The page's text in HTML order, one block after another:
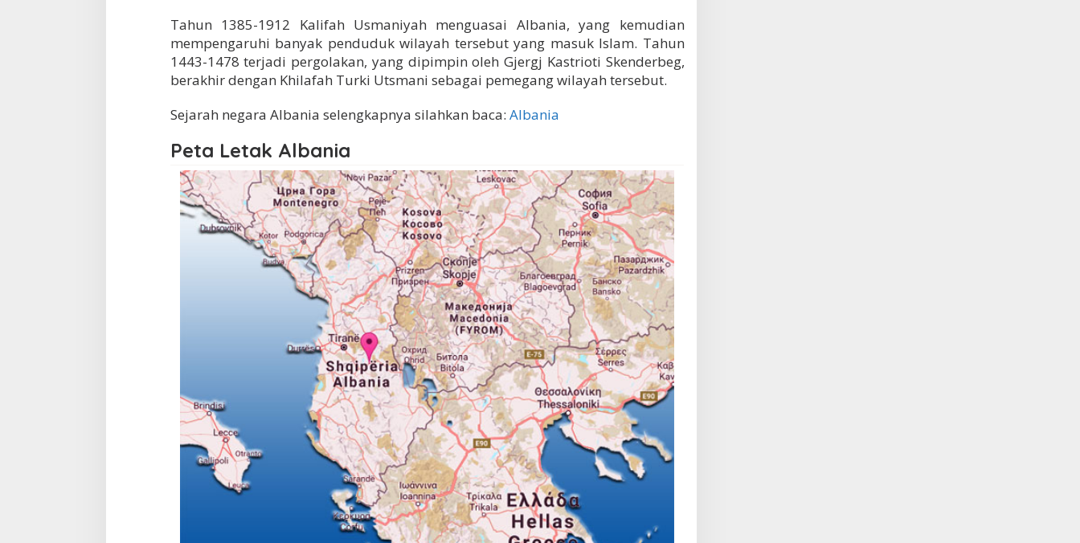
Tahun 1385-1912 Kalifah Usmaniyah menguasai Albania, yang kemudian
mempengaruhi banyak penduduk wilayah tersebut yang masuk Islam. Tahun
1443-1478 terjadi pergolakan, yang dipimpin oleh Gjergj Kastrioti Skenderbeg,
berakhir dengan Khilafah Turki Utsmani sebagai pemegang wilayah tersebut.
Sejarah negara Albania selengkapnya silahkan baca: Albania
Peta Letak Albania